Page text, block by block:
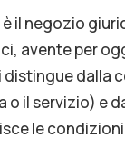
il negozio
avente per
dalla
o il servizio) e
le